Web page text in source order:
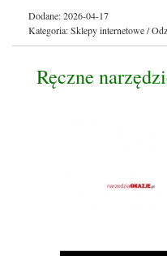
Dodane: 2026-04-17
Kategoria: Sklepy internetowe /
Ręczne